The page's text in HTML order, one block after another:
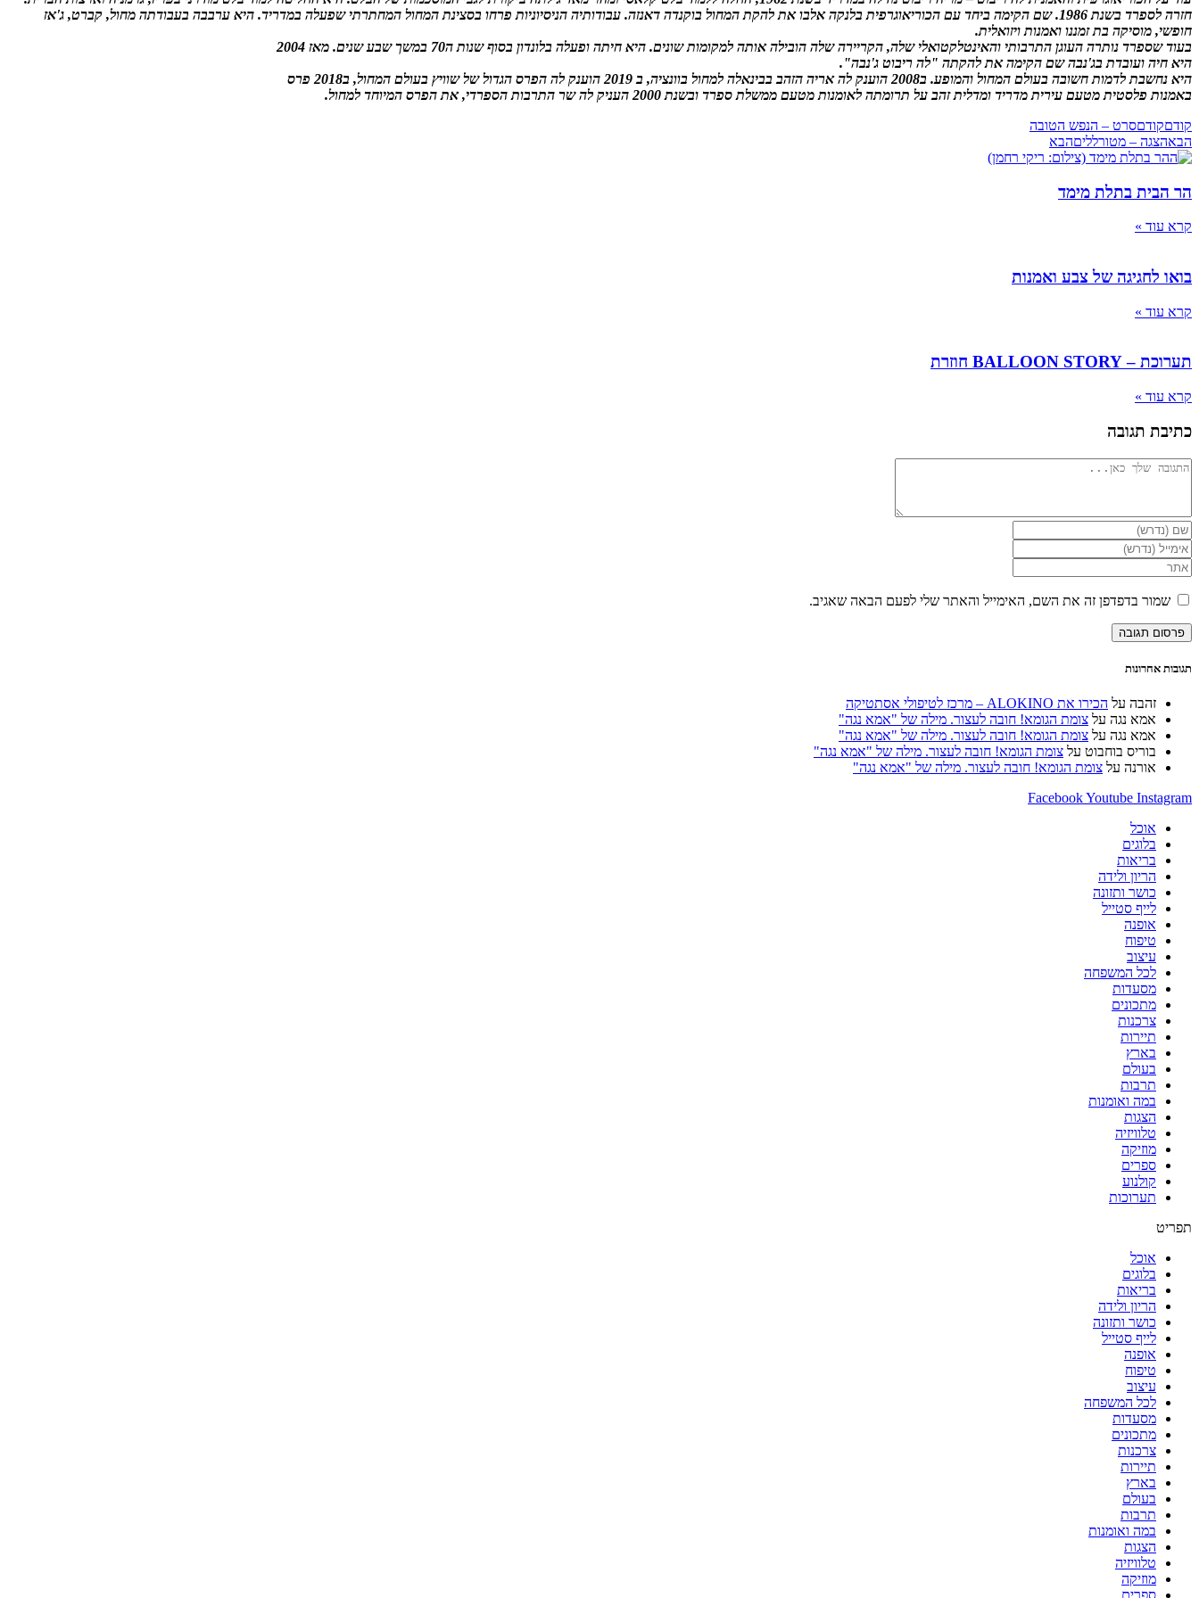
חזרה לספרד בשנת 1986. שם הקימה ביחד עם הכוריאוגרפית בלנקה אלבו את להקת המחול בוקנדה דאנזה. עבודותיה הניסיוניות פרחו בסצינת המחול המחתרתי שפעלה במדריד. היא ערבבה בעבודתה מחול, קברט, ג'אז
חופשי, מוסיקה בת זמננו ואמנות ויזואלית.
בעוד שספרד נותרה העוגן התרבותי והאינטלקטואלי שלה, הקריירה שלה הובילה אותה למקומות שונים. היא חיתה ופעלה בלונדון בסוף שנות ה70 במשך שבע שנים. מאז 2004
היא חיה ועובדת בג'נבה שם הקימה את להקתה "לה ריבוט ג'נבה".
היא נחשבת לדמות חשובה בעולם המחול והמופע. ב2008 הוענק לה אריה הזהב בבינאלה למחול בוונציה, ב 2019 הוענק לה הפרס הגדול של שוויץ בעולם המחול, ב2018 פרס
באמנות פלסטית מטעם עירית מדריד ומדלית זהב על תרומתה לאומנות מטעם ממשלת ספרד ובשנת 2000 העניק לה שר התרבות הספרדי, את הפרס המיוחד למחול.
קודםקודםסרט – הנפש הטובה
הבאהצגה – מטורלליםהבא
הר הבית בתלת מימד
קרא עוד »
בואו לחגיגה של צבע ואמנות
קרא עוד »
תערוכת – BALLOON STORY חוזרת
קרא עוד »
כתיבת תגובה
להגיב
הזן
את
השם
שלך
או
שם
משתמש
כדי
הזן
את
כתובת
דואר
האלקטרוני
שלך
כדי
הזן
את
כתובת
האינטרנט
שלך
שמור בדפדפן זה את השם, האימייל והאתר שלי לפעם הבאה שאגיב.
תגובות אחרונות
זהבה על הכירו את ALOKINO – מרכז לטיפולי אסתטיקה
אמא נגה על צומת הגומא! חובה לעצור. מילה של "אמא נגה"
אמא נגה על צומת הגומא! חובה לעצור. מילה של "אמא נגה"
בוריס בוחבוט על צומת הגומא! חובה לעצור. מילה של "אמא נגה"
אורנה על צומת הגומא! חובה לעצור. מילה של "אמא נגה"
FacebookYoutube Instagram
אוכל
בלוגים
בריאות
הריון ולידה
כושר ותזונה
לייף סטייל
אופנה
טיפוח
עיצוב
לכל המשפחה
מסעדות
מתכונים
צרכנות
תיירות
בארץ
בעולם
תרבות
במה ואומנות
הצגות
טלוויזיה
מוזיקה
ספרים
קולנוע
תערוכות
תפריט
אוכל
בלוגים
בריאות
הריון ולידה
כושר ותזונה
לייף סטייל
אופנה
טיפוח
עיצוב
לכל המשפחה
מסעדות
מתכונים
צרכנות
תיירות
בארץ
בעולם
תרבות
במה ואומנות
הצגות
טלוויזיה
מוזיקה
ספרים